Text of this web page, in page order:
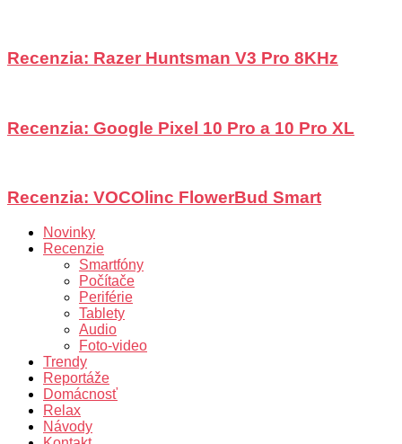
Recenzia: Razer Huntsman V3 Pro 8KHz
Recenzia: Google Pixel 10 Pro a 10 Pro XL
Recenzia: VOCOlinc FlowerBud Smart
Novinky
Recenzie
Smartfóny
Počítače
Periférie
Tablety
Audio
Foto-video
Trendy
Reportáže
Domácnosť
Relax
Návody